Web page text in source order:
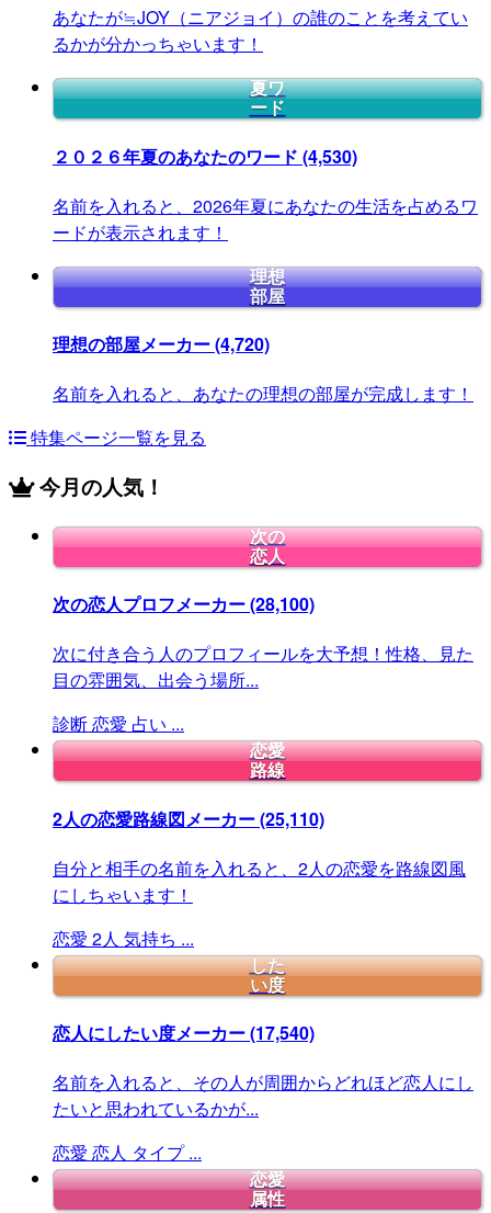
あなたが≒JOY（ニアジョイ）の誰のことを考えてい
るかが分かっちゃいます！
夏ワ
ード
２０２６年夏のあなたのワード (4,530)
名前を入れると、2026年夏にあなたの生活を占めるワ
ードが表示されます！
理想
部屋
理想の部屋メーカー(4,720)
名前を入れると、あなたの理想の部屋が完成します！
特集ページ一覧を見る
今月の人気！
次の
恋人
次の恋人プロフメーカー(28,100)
次に付き合う人のプロフィールを大予想！性格、見た
目の雰囲気、出会う場所...
診断恋愛 占い ...
恋愛
路線
2人の恋愛路線図メーカー(25,110)
自分と相手の名前を入れると、2人の恋愛を路線図風
にしちゃいます！
恋愛 2人 気持ち ...
した
い度
恋人にしたい度メーカー(17,540)
名前を入れると、その人が周囲からどれほど恋人にし
たいと思われているかが...
恋愛 恋人 タイプ ...
恋愛
属性